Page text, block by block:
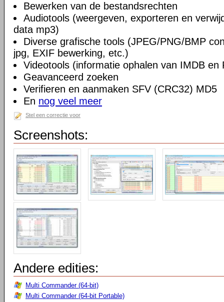
Bewerken van de bestandsrechten
Audiotools (weergeven, exporteren en
data mp3)
Diverse grafische tools (JPEG/PNG/BMP
jpg, EXIF bewerking, etc.)
Videotools (informatie ophalen van IMDB en
Geavanceerd zoeken
Verifieren en aanmaken SFV (CRC32) MD5
En nog veel meer
Stel een correctie voor
Screenshots:
Andere edities:
Multi Commander (64-bit)
Multi Commander (64-bit Portable)